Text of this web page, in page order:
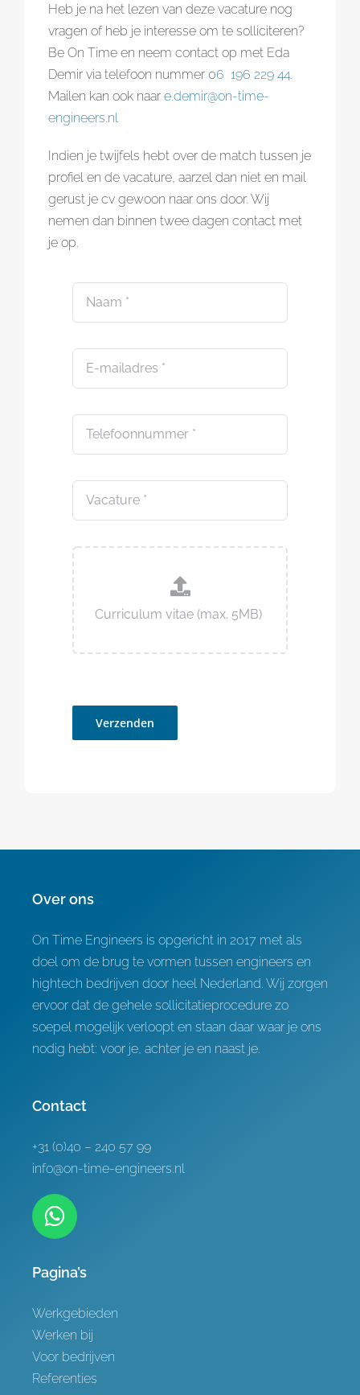
Heb je na het lezen van deze vacature nog
vragen of heb je interesse om te solliciteren?
Be On Time en neem contact op met Eda
Demir via telefoon nummer 06 196 229 44.
Mailen kan ook naar e.demir@on-time-
engineers.nl
Indien je twijfels hebt over de match tussen je
profiel en de vacature, aarzel dan niet en mail
gerust je cv gewoon naar ons door. Wij
nemen dan binnen twee dagen contact met
je op.
Verzenden
Over ons
On Time Engineers is opgericht in 2017 met als
doel om de brug te vormen tussen engineers en
hightech bedrijven door heel Nederland. Wij zorgen
ervoor dat de gehele sollicitatieprocedure zo
soepel mogelijk verloopt en staan daar waar je ons
nodig hebt: voor je, achter je en naast je.
Contact
+31 (0)40 – 240 57 99
info@on-time-engineers.nl
Pagina’s
Werkgebieden
Werken bij
Voor bedrijven
Referenties